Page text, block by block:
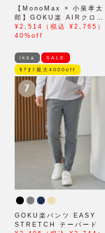
【MonoMax × 小泉孝太
郎】GOKU楽 AIRクロッ
プドパンツ「小泉孝太郎さ
ん着用モデル」
¥2,514（税込 ¥2,765）
40%off
ikka SALE
ﾓｱｵﾌ最大4000off
7
GOKU楽パンツ EASY
STRETCH テーパード